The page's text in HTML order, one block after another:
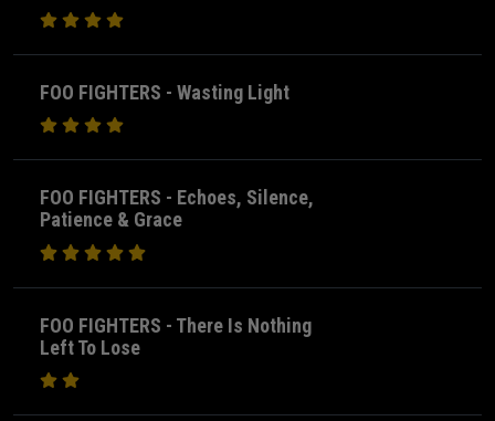
FOO FIGHTERS - Wasting Light
FOO FIGHTERS - Echoes, Silence,
Patience & Grace
FOO FIGHTERS - There Is Nothing
Left To Lose